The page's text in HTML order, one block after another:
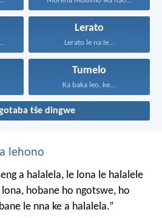
Lerato
Lerato le na le...
Tumelo
Ka baka leo, ke...
tše dingwe
lehono
a halalela, le lona le halalele
lona, hobane ho ngotswe, ho
le nna ke a halalela.”